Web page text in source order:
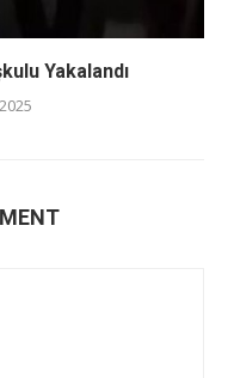
Yakalandı